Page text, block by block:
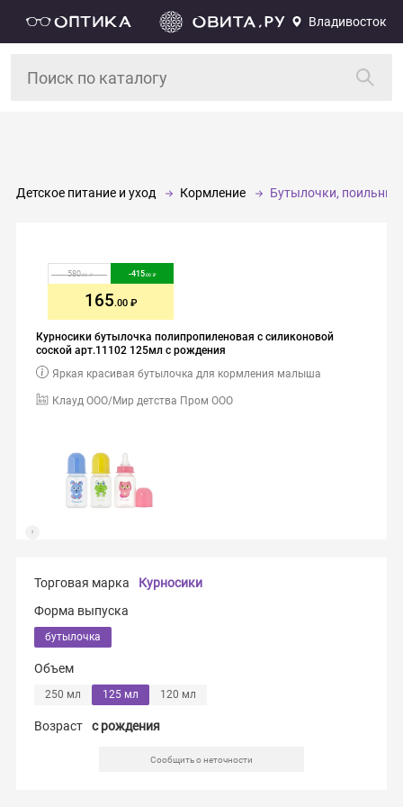
Владивосток
Детское питание и уход Кормление Бутылочки,
Курносики бутылочка полипропиленовая с силиконовой
соской арт.11102 125мл с рождения
Клауд ООО/Мир детства Пром ООО
Яркая красивая бутылочка для кормления малыша
580.00 -415.00
165.00
Торговая марка
Курносики
Форма выпуска
бутылочка
Объем
250 мл 125 мл 120 мл
Возраст c рождения
Сообщить о неточности